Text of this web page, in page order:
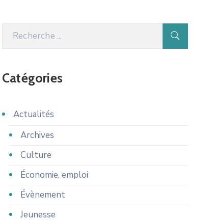
Catégories
Actualités
Archives
Culture
Économie, emploi
Évènement
Jeunesse